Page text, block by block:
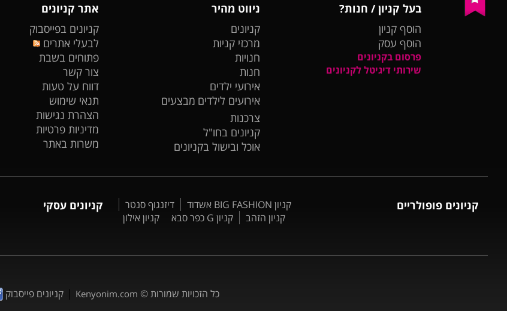
בעל קניון / חנות?
הוסף קניון
הוסף עסק
פרסום בקניונים
שירותי דיגיטל לקניונים
ניווט מהיר
קניונים
מרכזי קניות
חנויות
חנות
אירועי ילדים
אירועים לילדים מבצעים
צרכנות
קניונים בחו"ל
אוכל ובישול בקניונים
אתר קניונים
קניונים בפייסבוק
לבעלי אתרים
פתוחים בשבת
צור קשר
דווח על טעות
תנאי שימוש
הצהרת נגישות
מדיניות פרטיות
משרות באתר
קניונים פופולריים קניון BIG FASHION אשדוד
דיזנגוף סנטר
קניון הזהב
קניון G כפר סבא קניון אילון
קניונים עסקי
כל הזכויות שמורות © Kenyonim.com
|קניונים פייסבוק